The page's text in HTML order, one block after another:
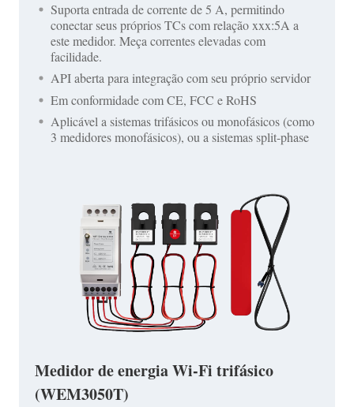
Suporta entrada de corrente de 5 A, permitindo
conectar seus próprios TCs com relação xxx:5A a
este medidor. Meça correntes elevadas com
facilidade.
API aberta para integração com seu próprio servidor
Em conformidade com CE, FCC e RoHS
Aplicável a sistemas trifásicos ou monofásicos (como
3 medidores monofásicos), ou a sistemas split-phase
Medidor de energia Wi-Fi trifásico
(WEM3050T)